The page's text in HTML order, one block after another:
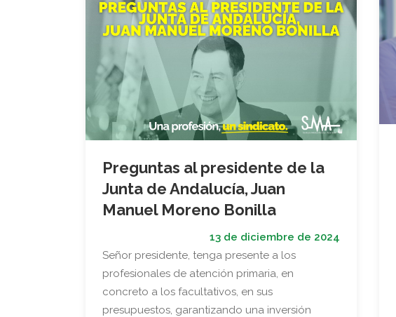
Preguntas al presidente de la
Junta de Andalucía, Juan
Manuel Moreno Bonilla
13 de diciembre de 2024
Señor presidente, tenga presente a los
profesionales de atención primaria, en
concreto a los facultativos, en sus
presupuestos, garantizando una inversión